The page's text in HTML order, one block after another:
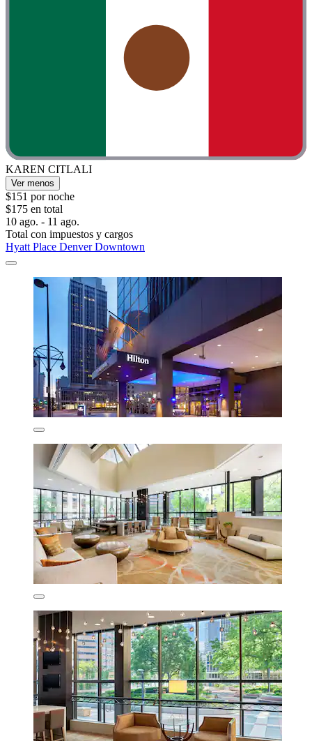
KAREN CITLALI
Ver menos
$151 por noche
$175 en total
10 ago. - 11 ago.
Total con impuestos y cargos
Hyatt Place Denver Downtown